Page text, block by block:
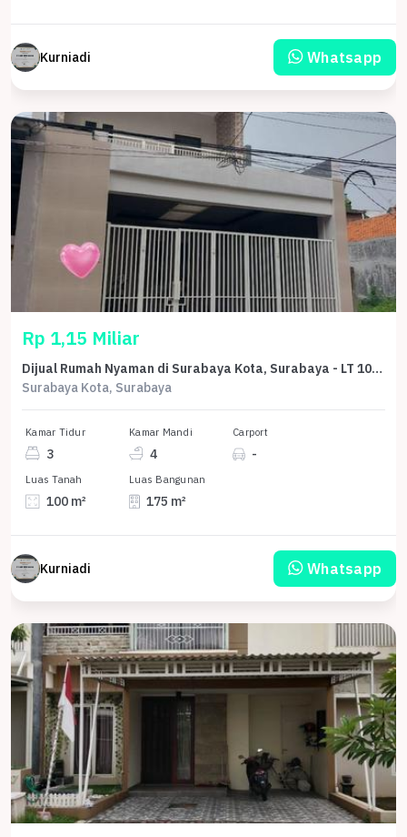
Kurniadi Whatsapp
Rp 1,15 Miliar
Dijual Rumah Nyaman di Surabaya Kota, Surabaya - LT 100m²
Surabaya Kota, Surabaya
Kamar Tidur
3
Kamar Mandi
4
Carport
-
Luas Tanah
100 m²
Luas Bangunan
175 m²
Kurniadi Whatsapp